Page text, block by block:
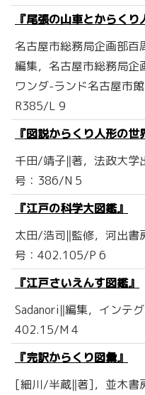
『尾張の山車とからくり
名古屋市総務局企画部
編集，名古屋市総務局企
ワンダ-ランド名古屋市
R385/L 9
『図説からくり人形の世
千田/靖子‖著，法政大
号：386/N 5
『江戸の科学大図鑑』
太田/浩司‖監修，河出
号：402.105/P 6
『江戸さいえんす図鑑』
Sadanori‖編集，インテ
402.15/M 4
『完訳からくり図彙』
[細川/半蔵‖著]，並木書